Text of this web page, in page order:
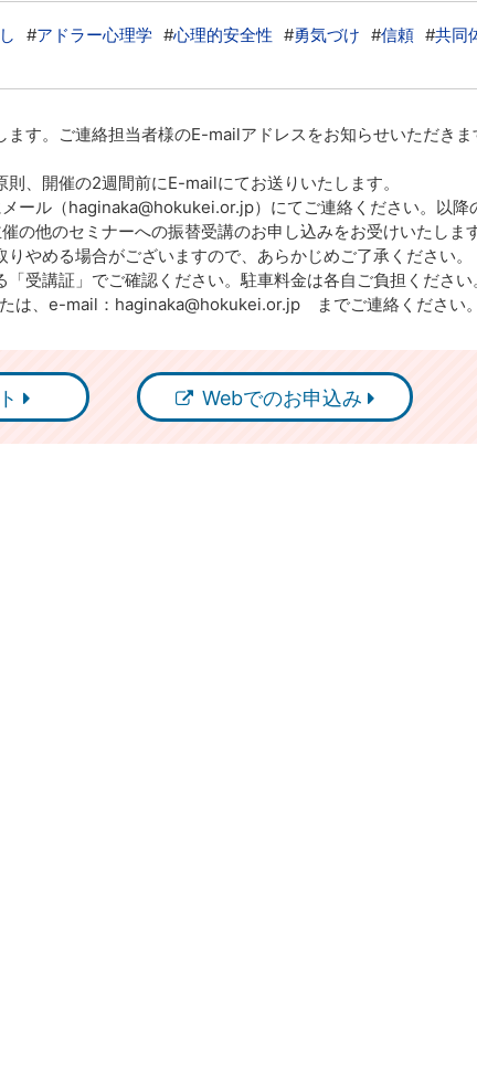
#アドラー心理学 #心理的安全性 #勇気づけ #信頼 #共同
す。ご連絡担当者様のE-mailアドレスをお知らせいただきま
、開催の2週間前にE-mailにてお送りいたします。
ール（haginaka@hokukei.or.jp）にてご連絡ください。以降
の他のセミナーへの振替受講のお申し込みをお受けいたします
やめる場合がございますので、あらかじめご了承ください。
受講証」でご確認ください。駐車料金は各自ご負担ください。
は、e-mail：haginaka@hokukei.or.jp までご連絡ください。
Webでのお申込み